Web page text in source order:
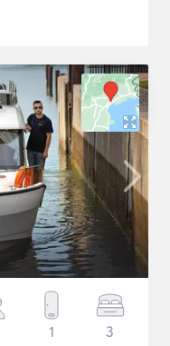
1 3